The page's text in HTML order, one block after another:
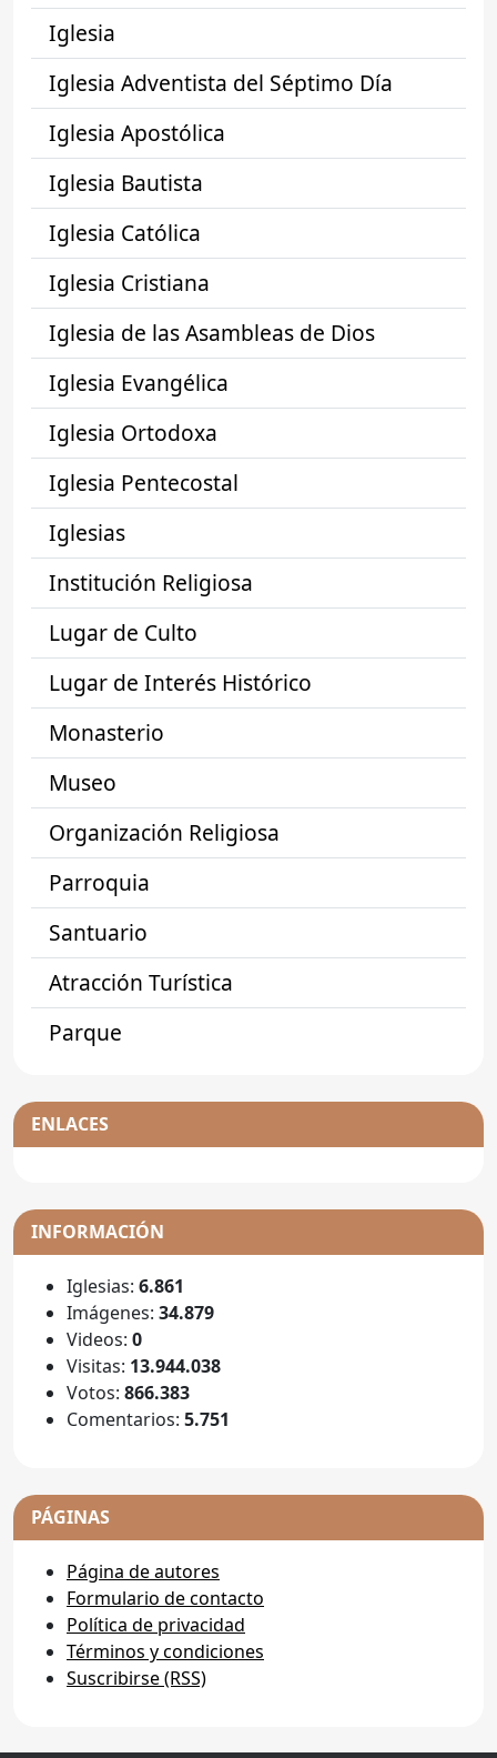
Iglesia
Iglesia Adventista del Séptimo Día
Iglesia Apostólica
Iglesia Bautista
Iglesia Católica
Iglesia Cristiana
Iglesia de las Asambleas de Dios
Iglesia Evangélica
Iglesia Ortodoxa
Iglesia Pentecostal
Iglesias
Institución Religiosa
Lugar de Culto
Lugar de Interés Histórico
Monasterio
Museo
Organización Religiosa
Parroquia
Santuario
Atracción Turística
Parque
ENLACES
INFORMACIÓN
Iglesias: 6.861
Imágenes: 34.879
Videos: 0
Visitas: 13.944.038
Votos: 866.383
Comentarios: 5.751
PÁGINAS
Página de autores
Formulario de contacto
Política de privacidad
Términos y condiciones
Suscribirse (RSS)